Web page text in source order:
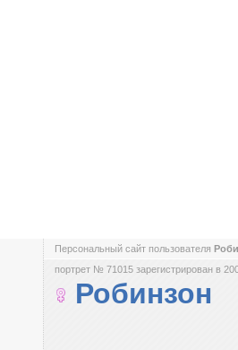
Персональный сайт пользователя
портрет № 71015 зарегистрирован в
Робинзон